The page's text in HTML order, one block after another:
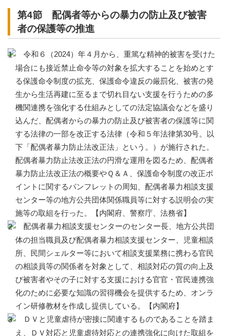
第4節 配偶者等からの暴力の防止及び被害
者の保護等の推進
令和６（2024）年４月から、重篤な精神的被害を受けた
場合にも接近禁止命令等の対象を拡大することを始めとす
る保護命令制度の拡充、保護命令違反の厳罰化、被害の発
生から生活再建に至るまで切れ目ない支援を行うための多
機関連携を強化する仕組みとしての法定協議会などを盛り
込んだ、配偶者からの暴力の防止及び被害者の保護等に関
する法律の一部を改正する法律（令和５年法律第30号。以
下「配偶者暴力防止法改正法」という。）が施行された。
配偶者暴力防止法改正法の円滑な運用を図るため、配偶者
暴力防止法改正法の概要やＱ＆Ａ、保護命令制度の改正ポ
イントに関するパンフレットの周知、配偶者暴力相談支援
センター等の地方公共団体関係職員等に対する説明会の実
施等の取組を行った。【内閣府、警察庁、法務省】
配偶者暴力相談支援センターのセンター長、地方公共団
体の担当職員及び配偶者暴力相談支援センター、児童相談
所、民間シェルター等において相談支援業務に携わる官民
の相談員等の関係者を対象として、相談対応の質の向上及
び被害者やその子に対する支援における官官・官民連携強
化のために必要な知識の習得機会を提供するため、オンラ
イン研修教材を作成し提供している。【内閣府】
ＤＶと児童虐待が密接に関連するものであることを踏ま
え、ＤＶ対応と児童虐待対応との連携強化に向けた取組を